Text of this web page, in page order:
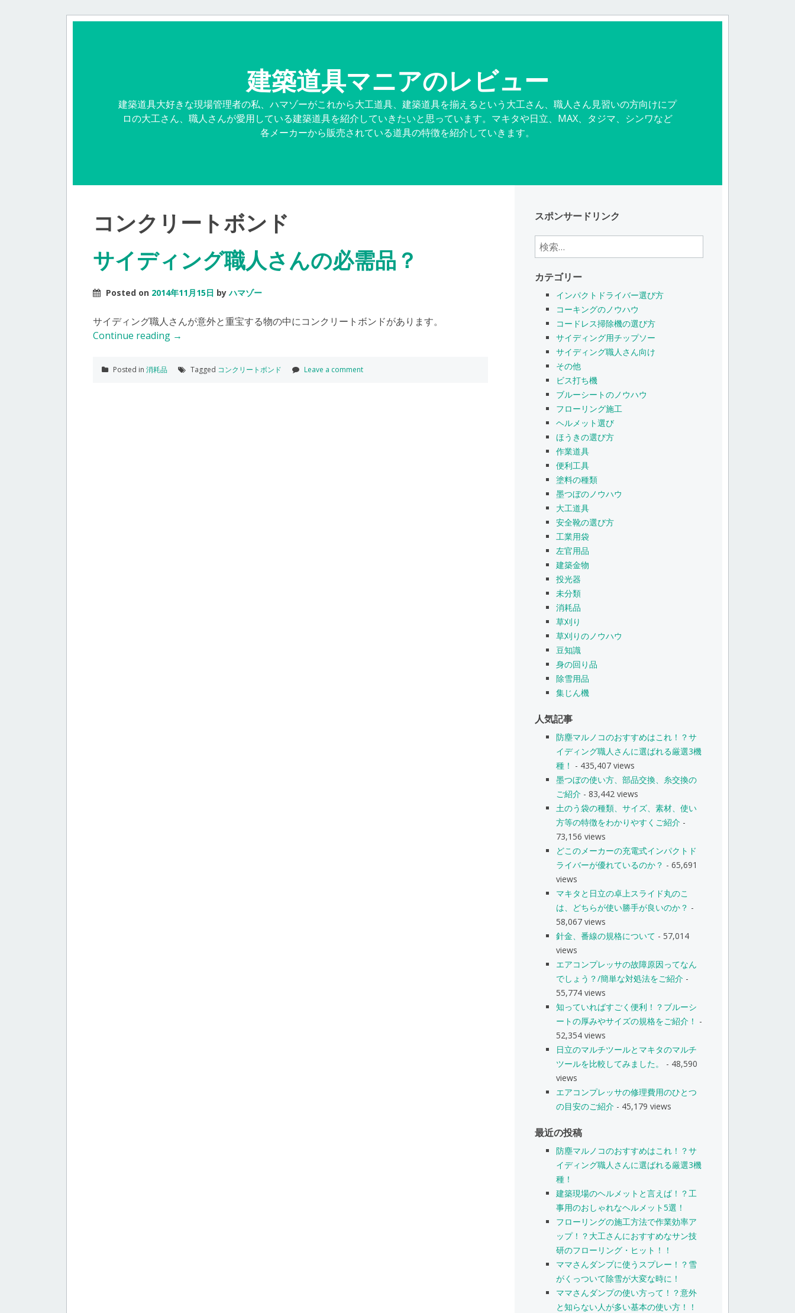
建築道具マニアのレビュー
建築道具大好きな現場管理者の私、ハマゾーがこれから大工道具、建築道具を揃えるという大工さん、職人さん見習いの方向けにプ
ロの大工さん、職人さんが愛用している建築道具を紹介していきたいと思っています。マキタや日立、MAX、タジマ、シンワなど
各メーカーから販売されている道具の特徴を紹介していきます。
コンクリートボンド
サイディング職人さんの必需品？
Posted on 2014年11月15日 byハマゾー
サイディング職人さんが意外と重宝する物の中にコンクリートボンドがあります。
Continue reading →
Posted in 消耗品 Tagged コンクリートボンド Leave a comment
スポンサードリンク
検
索:
カテゴリー
インパクトドライバー選び方
コーキングのノウハウ
コードレス掃除機の選び方
サイディング用チップソー
サイディング職人さん向け
その他
ビス打ち機
ブルーシートのノウハウ
フローリング施工
ヘルメット選び
ほうきの選び方
作業道具
便利工具
塗料の種類
墨つぼのノウハウ
大工道具
安全靴の選び方
工業用袋
左官用品
建築金物
投光器
未分類
消耗品
草刈り
草刈りのノウハウ
豆知識
身の回り品
除雪用品
集じん機
人気記事
防塵マルノコのおすすめはこれ！？サ
イディング職人さんに選ばれる厳選3機
種！ - 435,407 views
墨つぼの使い方、部品交換、糸交換の
ご紹介- 83,442 views
土のう袋の種類、サイズ、素材、使い
方等の特徴をわかりやすくご紹介-
73,156 views
どこのメーカーの充電式インパクトド
ライバーが優れているのか？ - 65,691
views
マキタと日立の卓上スライド丸のこ
は、どちらが使い勝手が良いのか？ -
58,067 views
針金、番線の規格について - 57,014
views
エアコンプレッサの故障原因ってなん
でしょう？/簡単な対処法をご紹介-
55,774 views
知っていればすごく便利！？ブルーシ
ートの厚みやサイズの規格をご紹介！ -
52,354 views
日立のマルチツールとマキタのマルチ
ツールを比較してみました。
- 48,590
views
エアコンプレッサの修理費用のひとつ
の目安のご紹介- 45,179 views
最近の投稿
防塵マルノコのおすすめはこれ！？サ
イディング職人さんに選ばれる厳選3機
種！
建築現場のヘルメットと言えば！？工
事用のおしゃれなヘルメット5選！
フローリングの施工方法で作業効率ア
ップ！？大工さんにおすすめなサン技
研のフローリング・ヒット！！
ママさんダンプに使うスプレー！？雪
がくっついて除雪が大変な時に！
ママさんダンプの使い方って！？意外
と知らない人が多い基本の使い方！！